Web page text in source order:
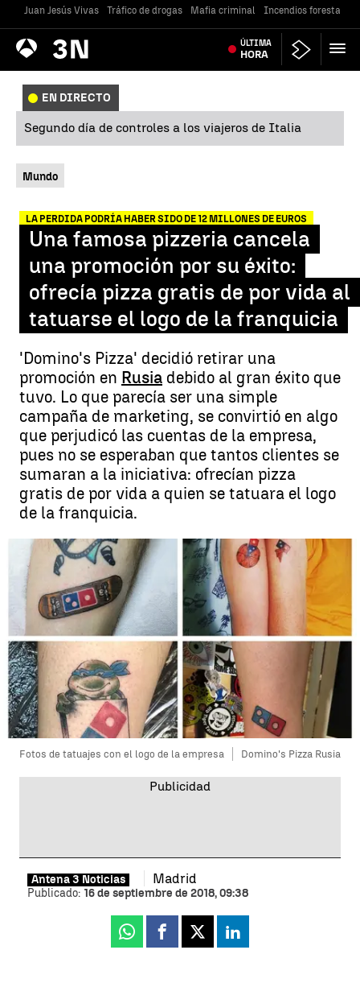
Juan Jesús Vivas Tráfico de drogas Mafia criminal Incendios forestales
Antena
3 Noticias ÚLTIMA
HORA
EN DIRECTO
Segundo día de controles a los viajeros de Italia
Mundo
LA PERDIDA PODRÍA HABER SIDO DE 12 MILLONES DE EUROS
Una famosa pizzeria cancela
una promoción por su éxito:
ofrecía pizza gratis de por vida al
tatuarse el logo de la franquicia
'Domino's Pizza' decidió retirar una
promoción en Rusia debido al gran éxito que
tuvo. Lo que parecía ser una simple
campaña de marketing, se convirtió en algo
que perjudicó las cuentas de la empresa,
pues no se esperaban que tantos clientes se
sumaran a la iniciativa: ofrecían pizza
gratis de por vida a quien se tatuara el logo
de la franquicia.
Fotos de tatuajes con el logo de la empresa Domino's Pizza Rusia
Antena 3 Noticias Madrid
Publicado: 16 de septiembre de 2018, 09:38
Whatsapp
Facebook
X Linkedin